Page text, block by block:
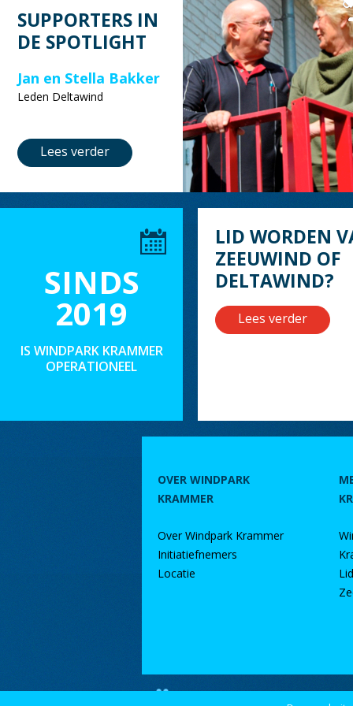
SUPPORTERS IN
DE SPOTLIGHT
Jan en Stella Bakker
Leden Deltawind
Lees verder
SINDS
2019
IS WINDPARK KRAMMER
OPERATIONEEL
LID WORDEN
ZEEUWIND OF
DELTAWIND?
Lees verder
OVER WINDPARK
KRAMMER
Over Windpark Krammer
Initiatiefnemers
Locatie